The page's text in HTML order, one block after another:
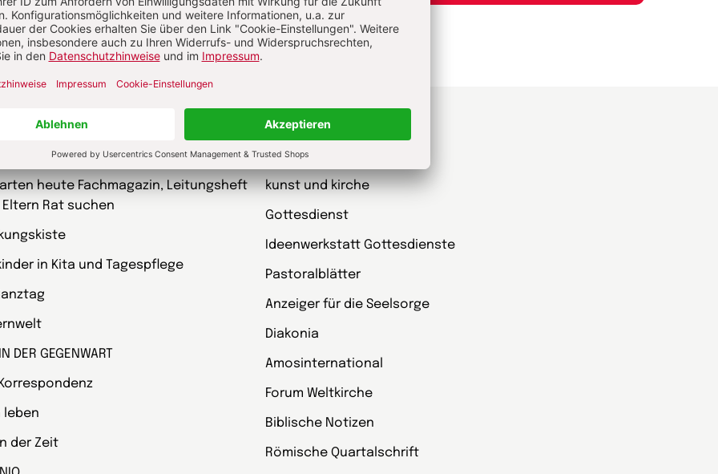
heute Fachmagazin, Leitungsheft
Eltern Rat suchen
in Kita und Tagespflege
DER GEGENWART
leben
der Zeit
kunst und kirche
Gottesdienst
Ideenwerkstatt Gottesdienste
Pastoralblätter
Anzeiger für die Seelsorge
Diakonia
Amosinternational
Forum Weltkirche
Biblische Notizen
Römische Quartalschrift